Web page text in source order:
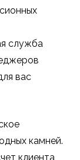
служба
вас
камней.
клиента,